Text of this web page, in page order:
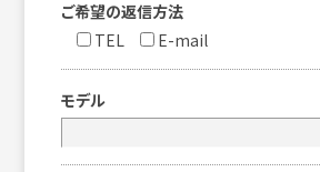
ご希望の返信方法
TEL
E-mail
モデル